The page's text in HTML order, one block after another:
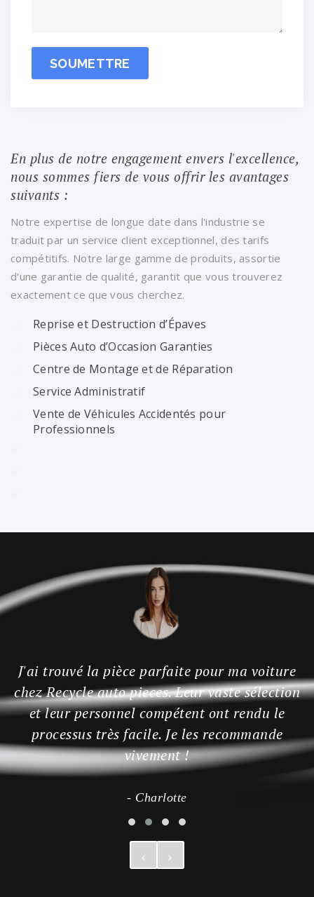
SOUMETTRE
En plus de notre engagement envers l'excellence,
nous sommes fiers de vous offrir les avantages
suivants :
Notre expertise de longue date dans l'industrie se
traduit par un service client exceptionnel, des tarifs
compétitifs. Notre large gamme de produits, assortie
d'une garantie de qualité, garantit que vous trouverez
exactement ce que vous cherchez.
Reprise et Destruction d’Épaves
Pièces Auto d’Occasion Garanties
Centre de Montage et de Réparation
Service Administratif
Vente de Véhicules Accidentés pour
Professionnels
J'ai trouvé la pièce parfaite pour ma voiture
chez Recycle auto pieces. Leur vaste sélection
et leur personnel compétent ont rendu le
processus très facile. Je les recommande
vivement !
- Charlotte